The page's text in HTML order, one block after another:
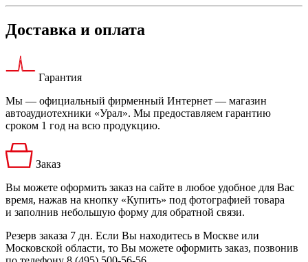
Доставка и оплата
Гарантия
Мы — официальный фирменный Интернет — магазин
автоаудиотехники «Урал». Мы предоставляем гарантию
сроком 1 год на всю продукцию.
Заказ
Вы можете оформить заказ на сайте в любое удобное для Вас
время, нажав на кнопку «Купить» под фотографией товара
и заполнив небольшую форму для обратной связи.
Резерв заказа 7 дн. Если Вы находитесь в Москве или
Московской области, то Вы можете оформить заказ, позвонив